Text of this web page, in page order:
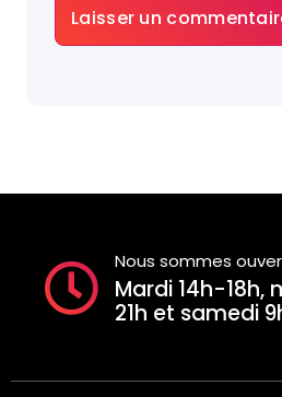
Nous sommes
Mardi 14h-18h,
21h et samedi